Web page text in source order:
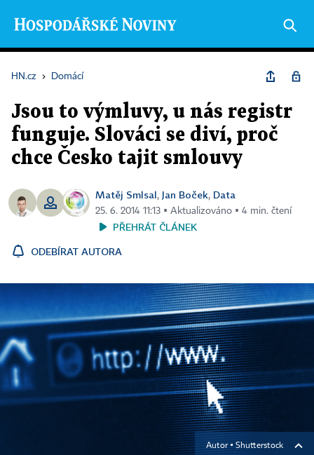
HN.cz › Domácí
Jsou to výmluvy, u nás registr
funguje. Slováci se diví, proč
chce Česko tajit smlouvy
Matěj Smlsal, Jan Boček, Data
25. 6. 2014 11:13 ▪ Aktualizováno ▪ 4 min. čtení
PŘEHRÁT ČLÁNEK
ODEBÍRAT AUTORA
Autor ▪Shutterstock